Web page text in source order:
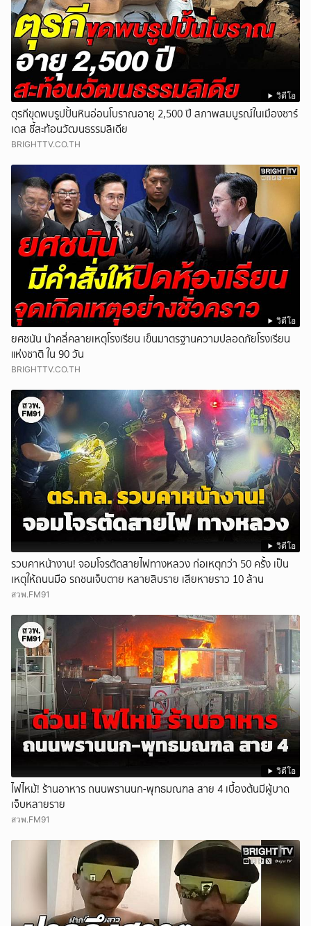
วิดีโอ
ตุรกีขุดพบรูปปั้นหินอ่อนโบราณอายุ 2,500 ปี สภาพสมบูรณ์ในเมืองซาร์
เดส ชี้สะท้อนวัฒนธรรมลิเดีย
BRIGHTTV.CO.TH
วิดีโอ
ยศชนัน นำคลี่คลายเหตุโรงเรียน เข็นมาตรฐานความปลอดภัยโรงเรียน
แห่งชาติ ใน 90 วัน
BRIGHTTV.CO.TH
วิดีโอ
รวบคาหน้างาน! จอมโจรตัดสายไฟทางหลวง ก่อเหตุกว่า 50 ครั้ง เป็น
เหตุให้ถนนมือ รถชนเจ็บตาย หลายสิบราย เสียหายราว 10 ล้าน
สวพ.FM91
วิดีโอ
ไฟไหม้! ร้านอาหาร ถนนพรานนก-พุทธมณฑล สาย 4 เบื้องต้นมีผู้บาด
เจ็บหลายราย
สวพ.FM91